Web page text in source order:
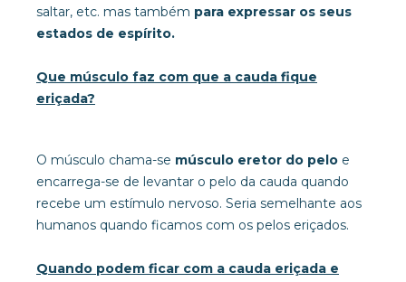
saltar, etc. mas também para expressar os seus
estados de espírito.
Que músculo faz com que a cauda fique
eriçada?
O músculo chama-se músculo eretor do pelo e
encarrega-se de levantar o pelo da cauda quando
recebe um estímulo nervoso. Seria semelhante aos
humanos quando ficamos com os pelos eriçados.
Quando podem ficar com a cauda eriçada e